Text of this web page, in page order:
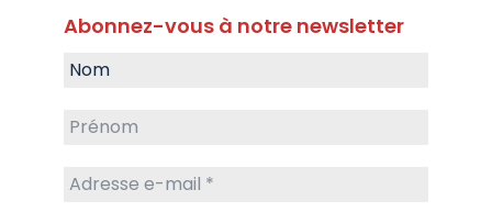
Abonnez-vous à notre newsletter